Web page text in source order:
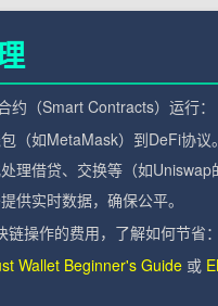
约（Smart Contracts）运行：
（如MetaMask）到DeFi协议。
理借贷、交换等（如Uniswap
供实时数据，确保公平。
操作的费用，了解如何节省：
Wallet Beginner's Guide 或